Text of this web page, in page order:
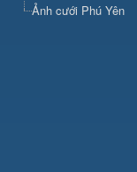
Ảnh cưới Phú Yên